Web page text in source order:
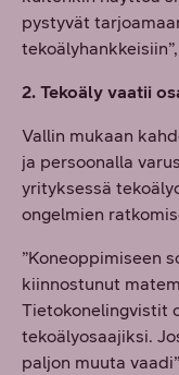
pystyvät
2. Tekoäly vaatii
Vallin mukaan
ja persoonalla
yrityksessä
ongelmien
”Koneoppimiseen
kiinnostunut
Tietokonelingvistit
tekoälyosaajiksi.
paljon muuta